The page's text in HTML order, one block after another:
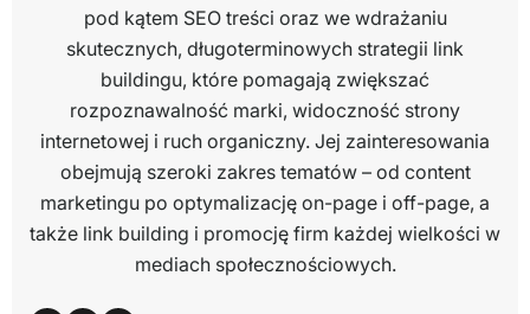
pod kątem SEO treści oraz we wdrażaniu
skutecznych, długoterminowych strategii link
buildingu, które pomagają zwiększać
rozpoznawalność marki, widoczność strony
internetowej i ruch organiczny. Jej zainteresowania
obejmują szeroki zakres tematów – od content
marketingu po optymalizację on-page i off-page, a
także link building i promocję firm każdej wielkości w
mediach społecznościowych.